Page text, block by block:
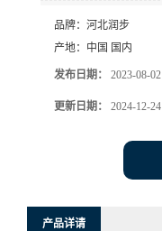
品牌： 河北润步
产地： 中国 国内
发布日期： 2023-08-02
更新日期： 2024-12-24
产品详请